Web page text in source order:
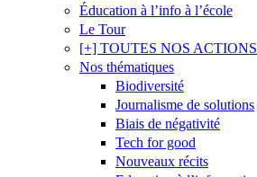
Éducation à l’info à l’école
Le Tour
[+] TOUTES NOS ACTIONS
Nos thématiques
Biodiversité
Journalisme de solutions
Biais de négativité
Tech for good
Nouveaux récits